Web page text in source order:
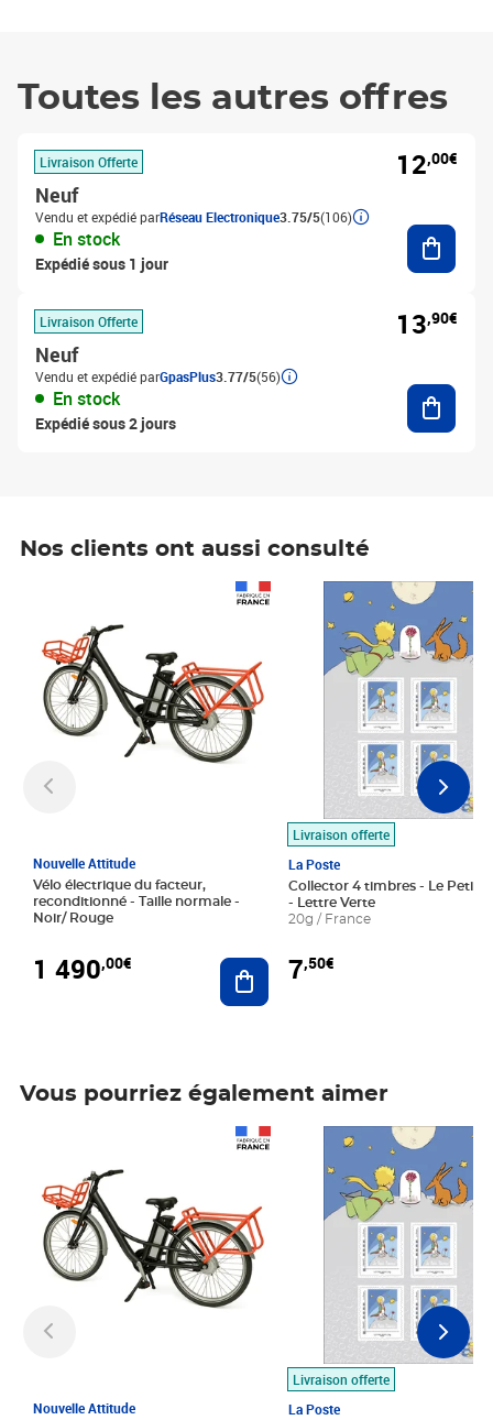
Toutes les autres offres
Livraison Offerte
Neuf
Vendu et expédié parRéseau Electronique3.75/5(106)
En stock
Expédié sous 1 jour
12,00€
Livraison Offerte
Neuf
Vendu et expédié parGpasPlus3.77/5(56)
En stock
Expédié sous 2 jours
13,90€
Nos clients ont aussi consulté
Nouvelle Attitude
Vélo électrique du facteur,
reconditionné - Taille normale -
Noir/ Rouge
1 490,00€ Ajouter au panier
Livraison offerte
La Poste
Collector 4 timbres - Le Petit
- Lettre Verte
20g / France
7,50€
Prix 7,50€
Vous pourriez également aimer
Nouvelle Attitude
Livraison offerte
La Poste
Prix 7,50€